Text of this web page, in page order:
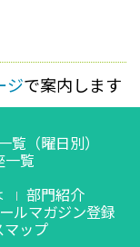
ジで案内します
覧（曜日別）
一覧
部門紹介
ルマガジン登録
マップ